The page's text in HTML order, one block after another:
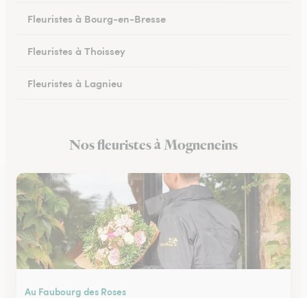
Fleuristes à Bourg-en-Bresse
Fleuristes à Thoissey
Fleuristes à Lagnieu
Fleuristes à Oyonnax
Nos fleuristes à Mogneneins
Au Faubourg des Roses